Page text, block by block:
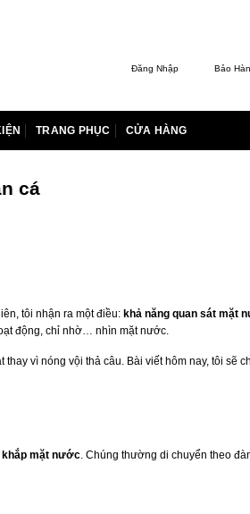
Đăng Nhập Bảo
TRANG PHỤC CỬA HÀNG
cá
tôi nhận ra một điều: khả năng quan sát mặt
động, chỉ nhờ… nhìn mặt nước.
vì nóng vội thả câu. Bài viết hôm nay, tôi sẽ
khắp mặt nước . Chúng thường di chuyển theo